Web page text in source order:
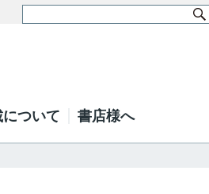
ついて 書店様へ